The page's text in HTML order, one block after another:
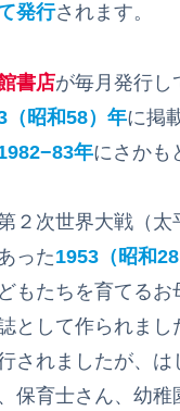
発行されます。
書店が毎月発行し
（昭和58）年に掲
年にさかも
２次世界大戦（
った1953（昭和
もたちを育てる
として作られま
されましたが、
保育士さん、幼